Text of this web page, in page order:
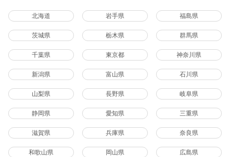
北海道 岩手県 福島県
茨城県 栃木県 群馬県
千葉県 東京都 神奈川県
新潟県 富山県 石川県
山梨県 長野県 岐阜県
静岡県 愛知県 三重県
滋賀県 兵庫県 奈良県
和歌山県 岡山県 広島県